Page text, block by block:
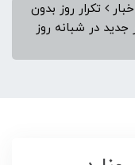
تکرار روز بدون
کشور/ شناسایی ۳۸ بیمار جدید در شبانه روز